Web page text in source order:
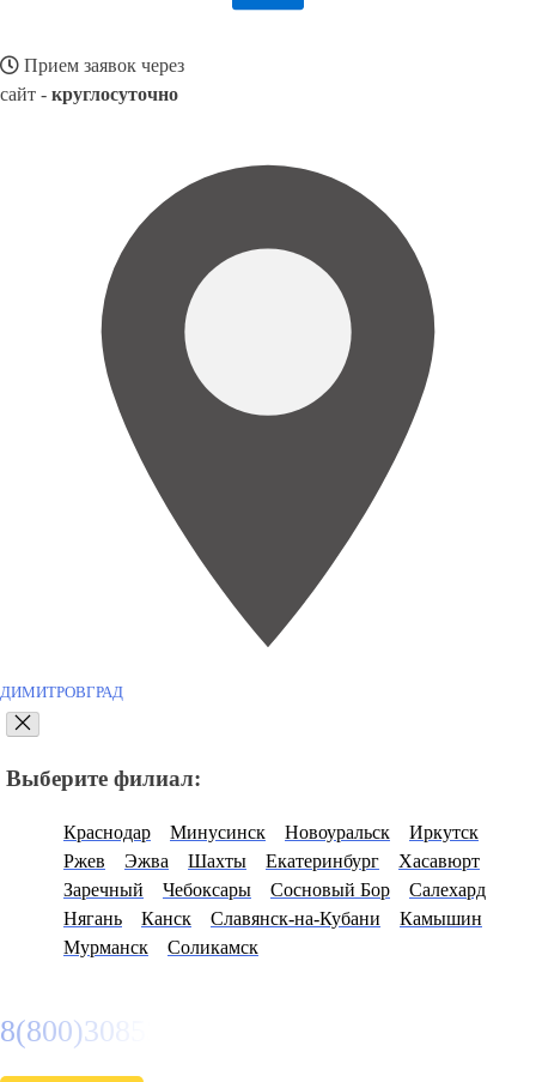
Прием заявок через
сайт - круглосуточно
ДИМИТРОВГРАД
Выберите филиал:
Краснодар Минусинск Новоуральск
Иркутск
Ржев
Эжва Шахты Екатеринбург
Хасавюрт
Заречный
Чебоксары Сосновый Бор
Салехард
Нягань
Канск Славянск-на-Кубани
Камышин
Мурманск
Соликамск
8(800)3085303